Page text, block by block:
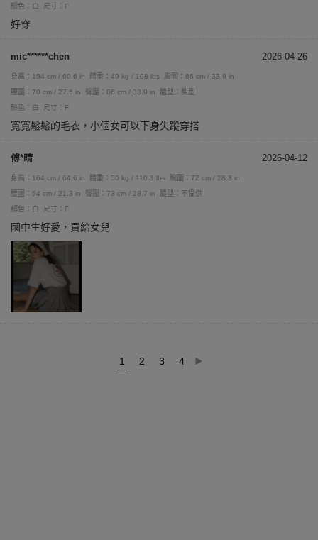
顏色：白
尺寸：F
好穿
mic******chen 2026-04-26
身高：154 cm / 60.6 in 體重：49 kg / 108 lbs
胸圍：86 cm / 33.9 in
腰圍：70 cm / 27.6 in
臀圍：86 cm / 33.9 in
體型：梨型
顏色：白
尺寸：F
寬寬鬆鬆的毛衣，小個女可以下身失蹤穿搭
傅*晴 2026-04-12
身高：164 cm / 64.6 in 體重：50 kg / 110.3 lbs
胸圍：72 cm / 28.3 in
腰圍：54 cm / 21.3 in
臀圍：73 cm / 28.7 in
體型：不提供
顏色：白
尺寸：F
國中生好愛，買給女兒
1 2 3 4